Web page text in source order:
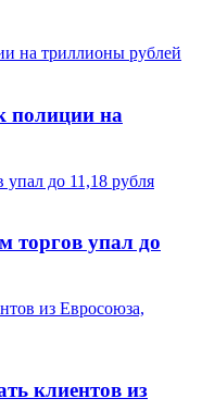
на триллионы рублей
полиции на
до 11,18 рубля
торгов упал до
из Евросоюза,
клиентов из